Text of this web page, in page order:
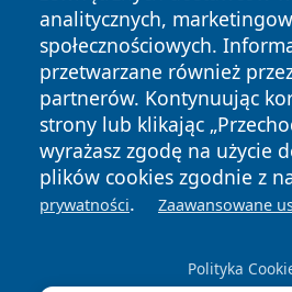
analitycznych,
społecznościowych.
przetwarzane również
partnerów. Kontynuując
strony lub klikając
wyrażasz zgodę na użycie
plików cookies zgodnie z
prywatności. Zaawansowane
Polityka
Copyright © 2026 belchatowski24.pl
zastrzeżone.
News Autorzy
Polityka
Prywatności